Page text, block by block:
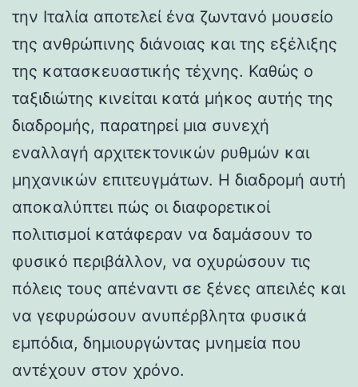
την Ιταλία αποτελεί ένα ζωντανό μουσείο
της ανθρώπινης διάνοιας και της εξέλιξης
της κατασκευαστικής τέχνης. Καθώς ο
ταξιδιώτης κινείται κατά μήκος αυτής της
διαδρομής, παρατηρεί μια συνεχή
εναλλαγή αρχιτεκτονικών ρυθμών και
μηχανικών επιτευγμάτων. Η διαδρομή αυτή
αποκαλύπτει πώς οι διαφορετικοί
πολιτισμοί κατάφεραν να δαμάσουν το
φυσικό περιβάλλον, να οχυρώσουν τις
πόλεις τους απέναντι σε ξένες απειλές και
να γεφυρώσουν ανυπέρβλητα φυσικά
εμπόδια, δημιουργώντας μνημεία που
αντέχουν στον χρόνο.